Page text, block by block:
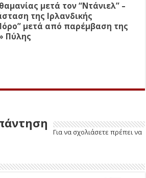
μετά τον “Ντάνιελ” –
της Ιρλανδικής
μετά από παρέμβαση της
Πύλης
Για να σχολιάσετε πρέπει να